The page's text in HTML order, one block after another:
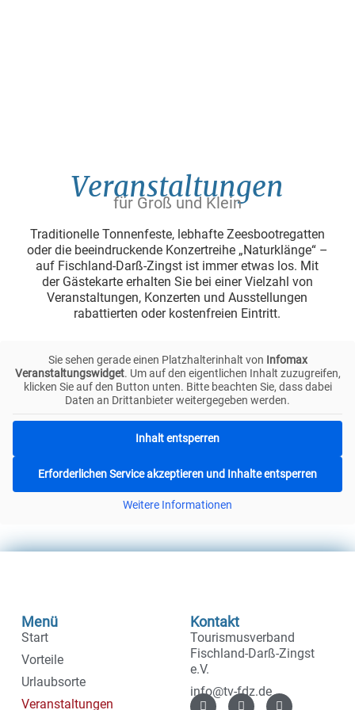
Veranstaltungen
für Groß und Klein
Traditionelle Tonnenfeste, lebhafte Zeesbootregatten
oder die beeindruckende Konzertreihe „Naturklänge“ –
auf Fischland-Darß-Zingst ist immer etwas los. Mit
der Gästekarte erhalten Sie bei einer Vielzahl von
Veranstaltungen, Konzerten undAusstellungen
rabattierten oder kostenfreien Eintritt.
Sie sehen gerade einen Platzhalterinhalt von Infomax
Veranstaltungswidget. Um auf den eigentlichen Inhalt zuzugreifen,
klicken Sie auf den Button unten. Bitte beachten Sie, dass dabei
Daten an Drittanbieter weitergegeben werden.
Inhalt entsperren
Erforderlichen Service akzeptieren und Inhalte entsperren
Weitere Informationen
Menü
Start
Vorteile
Urlaubsorte
Veranstaltungen
Kontakt
Tourismusverband
Fischland-Darß-Zingst
e.V.
info@tv-fdz.de